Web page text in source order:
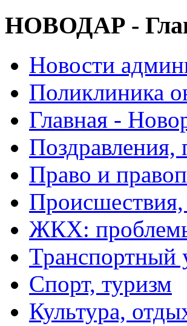
НОВОДАР -
Новости
Поликлиника
Главная -
Поздравления,
Право и
ЖКХ:
Транспортный
Спорт, туризм
Культура,